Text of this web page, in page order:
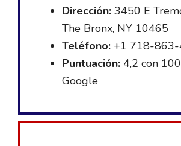
Dirección: 3450 E
The Bronx, NY 10465
Teléfono: +1 718-
Puntuación: 4,2 con
Google